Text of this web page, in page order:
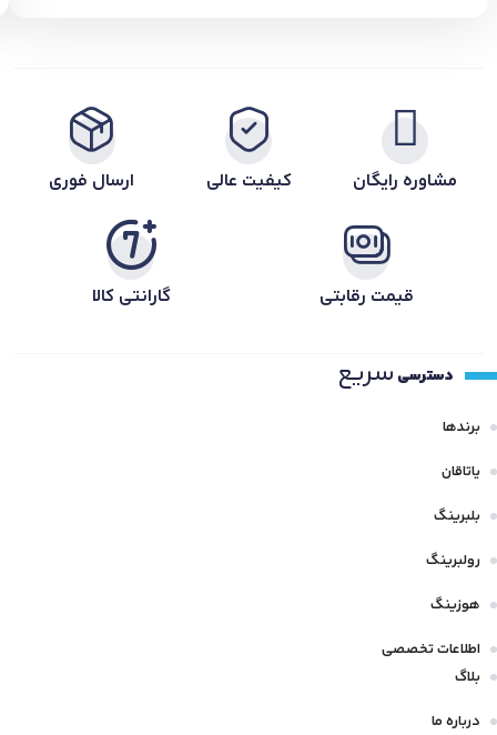
مشاوره رایگان کیفیت عالی ارسال فوری
قیمت رقابتی گارانتی کالا
دسترسی سریع
برندها
یاتاقان
بلبرینگ
رولبرینگ
هوزینگ
اطلاعات تخصصی
بلاگ
درباره ما